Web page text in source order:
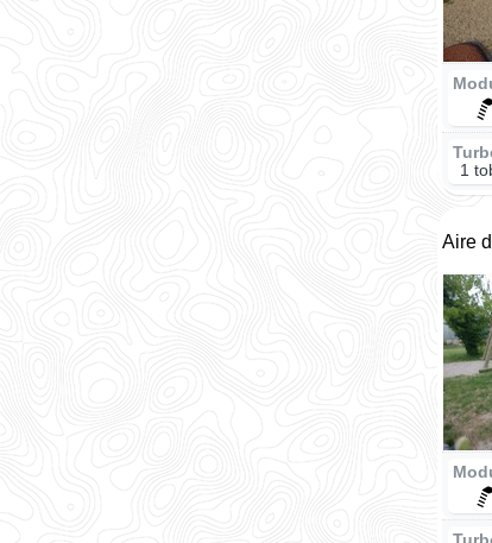
1
Aire